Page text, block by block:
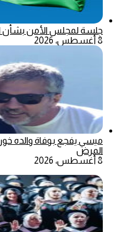
جلسة لمجلس الأمن بشأن
8 أغسطس، 2026
المرض
8 أغسطس، 2026